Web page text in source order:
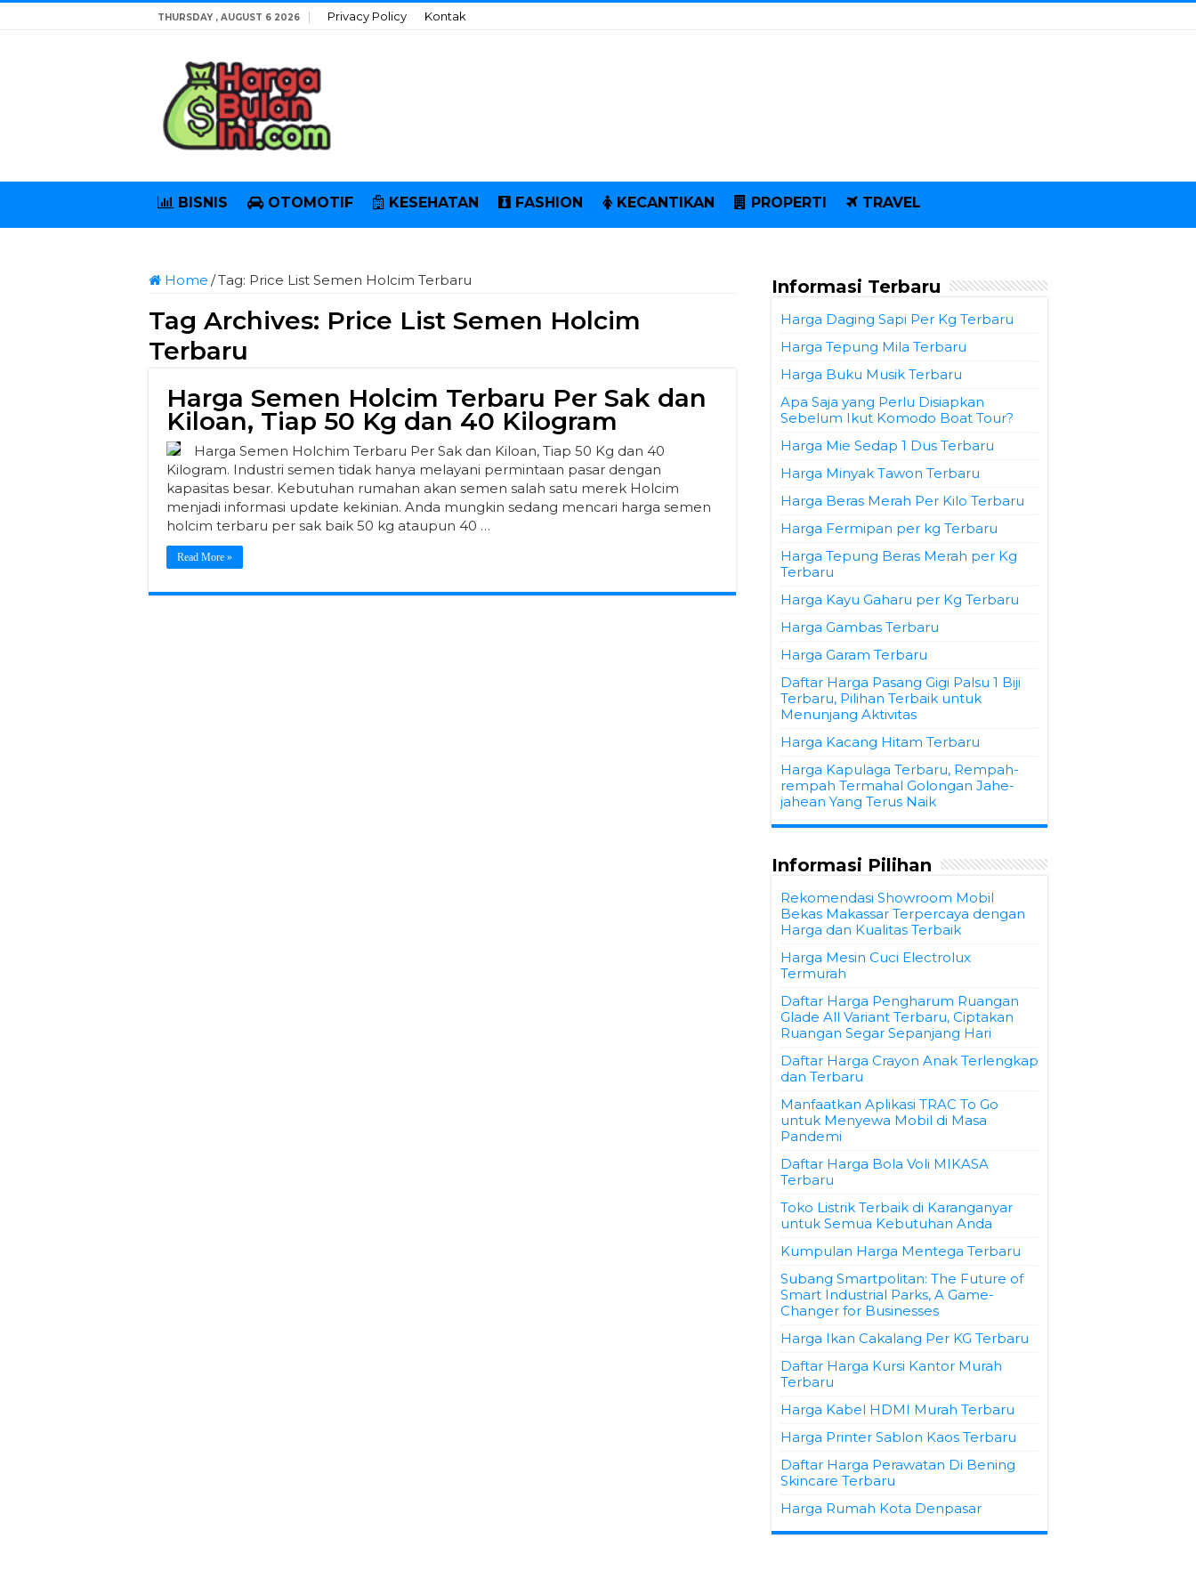
THURSDAY , AUGUST 6 2026 Privacy Policy Kontak
BISNIS OTOMOTIF KESEHATAN FASHION KECANTIKAN PROPERTI TRAVEL
Home /Tag: Price List Semen Holcim Terbaru
Tag Archives: Price List Semen Holcim
Terbaru
Harga Semen Holcim Terbaru Per Sak dan
Kiloan, Tiap 50 Kg dan 40 Kilogram
Harga Semen Holchim Terbaru Per Sak dan Kiloan, Tiap 50 Kg dan 40
Kilogram. Industri semen tidak hanya melayani permintaan pasar dengan
kapasitas besar. Kebutuhan rumahan akan semen salah satu merek Holcim
menjadi informasi update kekinian. Anda mungkin sedang mencari harga semen
holcim terbaru per sak baik 50 kg ataupun 40 …
Read More »
Informasi Terbaru
Harga Daging Sapi Per Kg Terbaru
Harga Tepung Mila Terbaru
Harga Buku Musik Terbaru
Apa Saja yang Perlu Disiapkan
Sebelum Ikut Komodo Boat Tour?
Harga Mie Sedap 1 Dus Terbaru
Harga Minyak Tawon Terbaru
Harga Beras Merah Per Kilo Terbaru
Harga Fermipan per kg Terbaru
Harga Tepung Beras Merah per Kg
Terbaru
Harga Kayu Gaharu per Kg Terbaru
Harga Gambas Terbaru
Harga Garam Terbaru
Daftar Harga Pasang Gigi Palsu 1 Biji
Terbaru, Pilihan Terbaik untuk
Menunjang Aktivitas
Harga Kacang Hitam Terbaru
Harga Kapulaga Terbaru, Rempah-
rempah Termahal Golongan Jahe-
jahean Yang Terus Naik
Informasi Pilihan
Rekomendasi Showroom Mobil
Bekas Makassar Terpercaya dengan
Harga dan Kualitas Terbaik
Harga Mesin Cuci Electrolux
Termurah
Daftar Harga Pengharum Ruangan
Glade All Variant Terbaru, Ciptakan
Ruangan Segar Sepanjang Hari
Daftar Harga Crayon Anak Terlengkap
dan Terbaru
Manfaatkan Aplikasi TRAC To Go
untuk Menyewa Mobil di Masa
Pandemi
Daftar Harga Bola Voli MIKASA
Terbaru
Toko Listrik Terbaik di Karanganyar
untuk Semua Kebutuhan Anda
Kumpulan Harga Mentega Terbaru
Subang Smartpolitan: The Future of
Smart Industrial Parks, A Game-
Changer for Businesses
Harga Ikan Cakalang Per KG Terbaru
Daftar Harga Kursi Kantor Murah
Terbaru
Harga Kabel HDMI Murah Terbaru
Harga Printer Sablon Kaos Terbaru
Daftar Harga Perawatan Di Bening
Skincare Terbaru
Harga Rumah Kota Denpasar